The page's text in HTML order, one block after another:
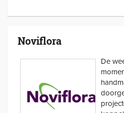
Noviflora
De